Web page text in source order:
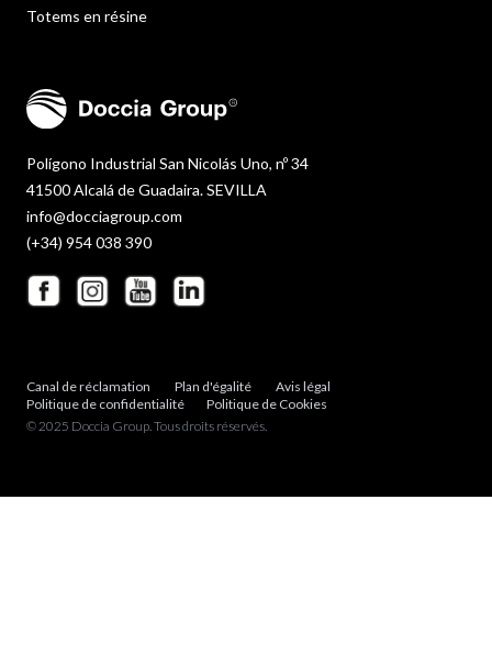
Polígono Industrial San Nicolás Uno, nº 34
41500 Alcalá de Guadaira. SEVILLA
info@docciagroup.com
(+34) 954 038 390
Totems en résine
Canal de réclamation Plan d'égalité
Avis légal
Politique de confidentialité
Politique de Cookies
© 2025 Doccia Group. Tous droits réservés.